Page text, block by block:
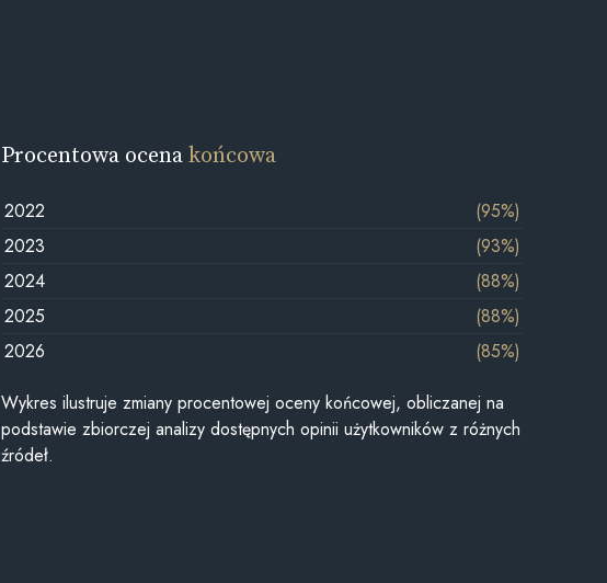
Procentowa ocenakońcowa
2022
(95%)
2023
(93%)
2024
(88%)
2025
(88%)
2026
(85%)
Wykres ilustruje zmiany procentowej oceny końcowej, obliczanej na
podstawie zbiorczej analizy dostępnych opinii użytkowników z różnych
źródeł.